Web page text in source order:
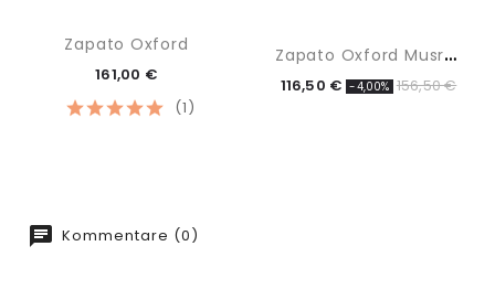
(1)
Zapato Oxford
161,00 €
Z
Apato Oxford Musrhoom
116,50 € -4,00% 156,50 €
Kommentare (0)